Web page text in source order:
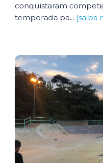
conquistaram
temporada pa... [saiba